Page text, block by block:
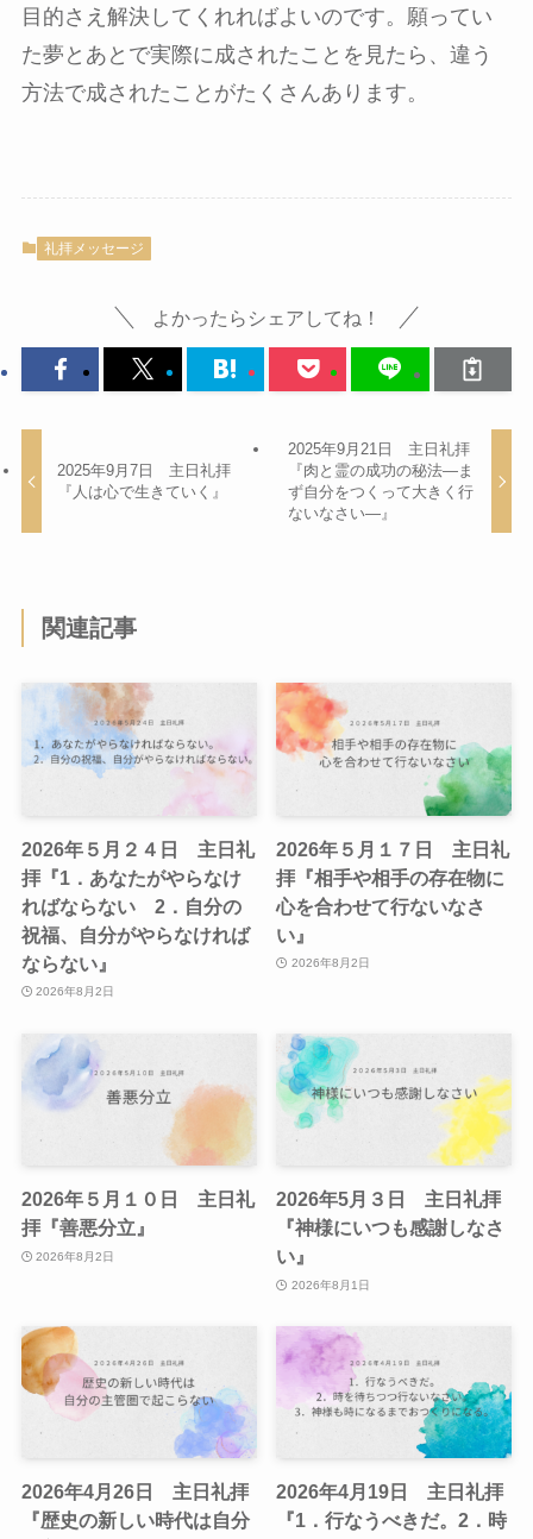
目的さえ解決してくれればよいのです。願ってい
た夢とあとで実際に成されたことを見たら、違う
方法で成されたことがたくさんあります。
礼拝メッセージ
よかったらシェアしてね！
2025年9月7日 主日礼拝
『人は心で生きていく』
2025年9月21日 主日礼拝
『肉と霊の成功の秘法―ま
ず自分をつくって大きく行
ないなさい―』
関連記事
2026年５月２４日 主日礼
拝『1．あなたがやらなけ
ればならない 2．自分の
祝福、自分がやらなければ
ならない』
2026年8月2日
2026年５月１７日 主日礼
拝『相手や相手の存在物に
心を合わせて行ないなさ
い』
2026年8月2日
2026年５月１０日 主日礼
拝『善悪分立』
2026年8月2日
2026年5月３日 主日礼拝
『神様にいつも感謝しなさ
い』
2026年8月1日
2026年4月26日 主日礼拝
『歴史の新しい時代は自分
2026年4月19日 主日礼拝
『1．行なうべきだ。2．時